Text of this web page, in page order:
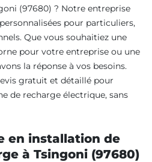
(97680) ? Notre entreprise
pour particuliers,
Que vous souhaitiez une
pour votre entreprise ou une
la réponse à vos besoins.
gratuit et détaillé pour
de recharge électrique, sans
en installation de
à Tsingoni (97680)